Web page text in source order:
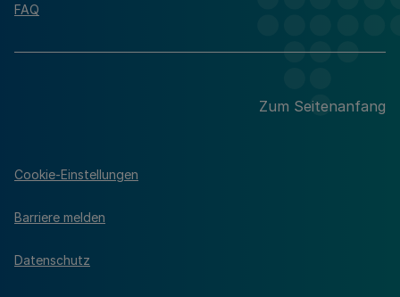
FAQ
Zum Seitenanfang
Cookie-Einstellungen
Barriere melden
Datenschutz